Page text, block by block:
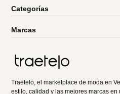
Categorías
Marcas
Traetelo, el marketplace de moda en
estilo, calidad y las mejores marcas en